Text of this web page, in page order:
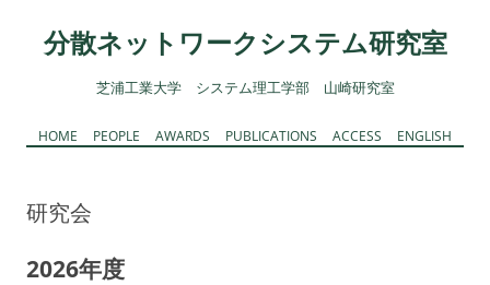
ッ
プ
分散ネットワークシステム研究室
芝浦工業大学 システム理工学部 山崎研究室
コ
ン
HOME PEOPLE AWARDS PUBLICATIONS ACCESS ENGLISH
研究会
2026年度